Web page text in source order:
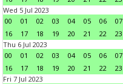
Wed 5 Jul 2023
00
01 02 03 04 05 06 07
16
17 18 19 20 21 22
23
Thu 6 Jul 2023
00
01 02 03 04 05 06 07
16
17 18 19 20 21 22
23
Fri 7 Jul 2023